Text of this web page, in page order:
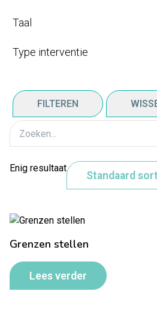
Taal
Type interventie
FILTEREN
Enig resultaat
Grenzen stellen
Lees verder